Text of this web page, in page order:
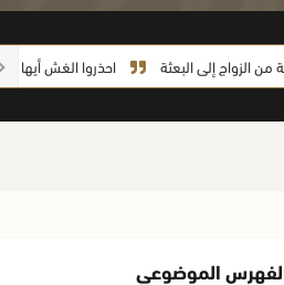
إلى البعثة احذروا الغش أيها الطلاب
الموضوعي